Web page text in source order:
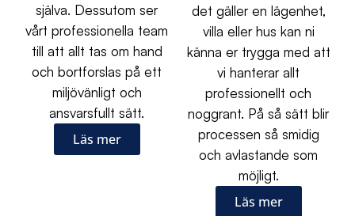
själva. Dessutom ser
vårt professionella team
till att allt tas om hand
och bortforslas på ett
miljövänligt och
ansvarsfullt sätt.
Läs mer
det gäller en lägenhet,
villa eller hus kan ni
känna er trygga med att
vi hanterar allt
professionellt och
noggrant. På så sätt blir
processen så smidig
och avlastande som
möjligt.
Läs mer